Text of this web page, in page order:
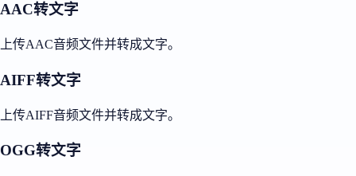
AAC转文字
上传AAC音频文件并转成文字。
AIFF转文字
上传AIFF音频文件并转成文字。
OGG转文字